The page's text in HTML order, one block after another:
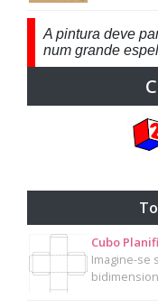
A pintura deve
num grande
Cubo
Imagine-se